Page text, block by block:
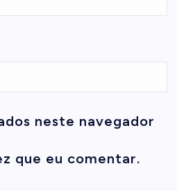
neste navegador
que eu comentar.